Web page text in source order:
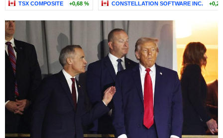
TSX COMPOSITE +0,68 % CONSTELLATION SOFTWARE INC.